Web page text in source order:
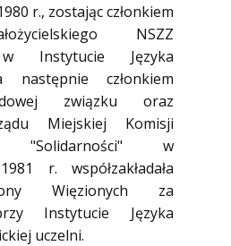
r., zostając członkiem
NSZZ
w Instytucie Języka
następnie członkiem
związku oraz
Miejskiej Komisji
"Solidarności" w
r. współzakładała
Więzionych za
Instytucie Języka
uczelni.